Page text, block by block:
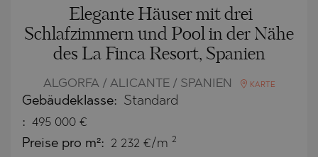
Elegante Häuser mit drei
Schlafzimmern und Pool in der Nähe
des La Finca Resort, Spanien
ALGORFA / ALICANTE / SPANIEN KARTE
Gebäudeklasse: Standard
: 495 000 €
Preise pro m²: 2 232 €/m 2